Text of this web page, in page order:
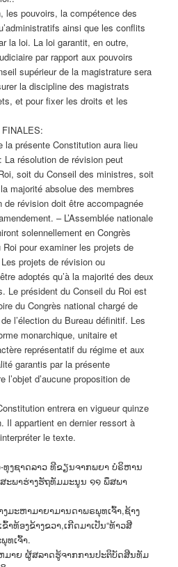
les pouvoirs, la compétence des
ainsi que les conflits
la loi. La loi garantit, en outre,
par rapport aux pouvoirs
supérieur de la magistrature sera
la discipline des magistrats
et pour fixer les droits et les
la présente Constitution aura lieu
résolution de révision peut
soit du Conseil des ministres, soit
majorité absolue des membres
de révision doit être accompagnée
– L’Assemblée nationale
solennellement en Congrès
pour examiner les projets de
projets de révision ou
adoptés qu’à la majorité des deux
Le président du Conseil du Roi est
du Congrès national chargé de
l’élection du Bureau définitif. Les
monarchique, unitaire et
représentatif du régime et aux
garantis par la présente
l’objet d’aucune proposition de
entrera en vigueur quinze
Il appartient en dernier ressort à
le texte.
ທຸງຊາດລາວ ທີຂຽນຈາກພຍາ ບໍຣິຫານ
ະພາຮ່າງຮັຖທັມມະນູນ ໑໑ ພຶສພາ
ມະຫາມາຍາມານດາພຣພຸທເຈົ້າ,ຊ້າງ
າທ້ອງຂ້າງຂວາ,ເກີດມາເປັນ“ທ້າວສີ
ທເຈົ້າ.
ຫມາຍ ຜູ້ສລາດຮູ້ຈາກການປະຕິບັດສີນທັມ